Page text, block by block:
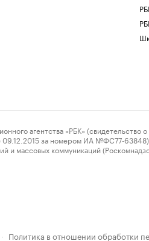
«РБК» (свидетельство о
за номером ИА №ФС77-63848)
и массовых коммуникаций
· Политика в отношении обработки